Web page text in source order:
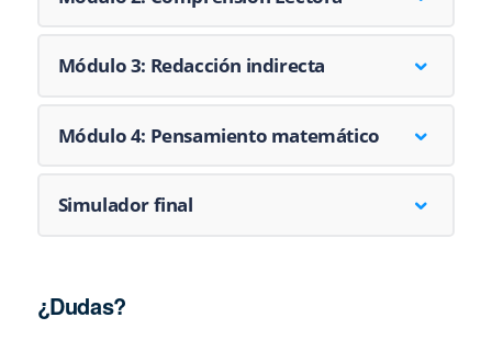
Módulo 3: Redacción indirecta
Módulo 4: Pensamiento matemático
Simulador final
¿Dudas?